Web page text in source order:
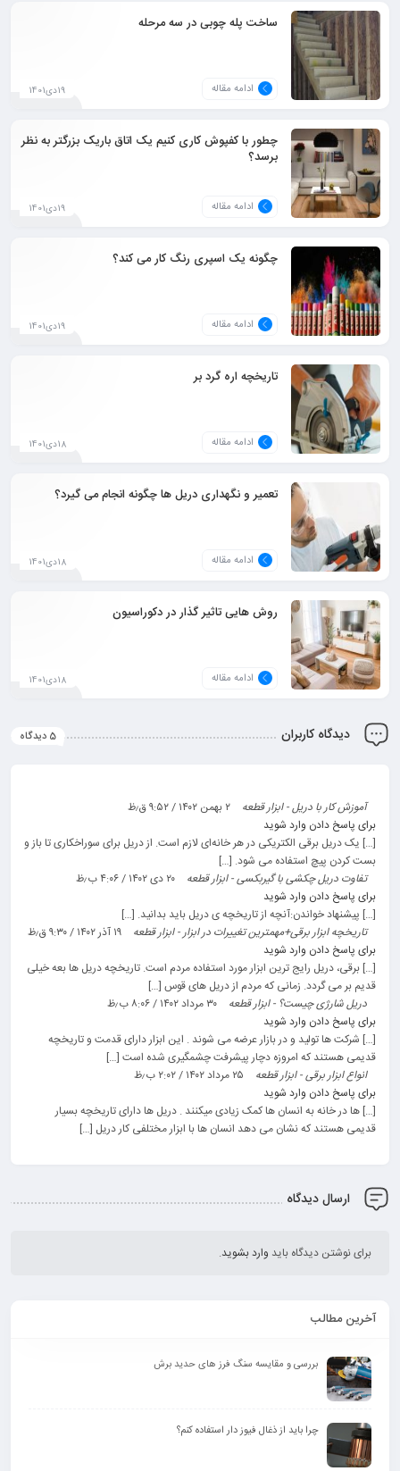
ساخت پله چوبی در سه مرحله
ادامه مقاله 19دی1401
چطور با کفپوش کاری کنیم یک اتاق باریک بزرگتر به نظر
برسد؟
ادامه مقاله 19دی1401
چگونه یک اسپری رنگ کار می کند؟
ادامه مقاله 19دی1401
تاریخچه اره گرد بر
ادامه مقاله 18دی1401
تعمیر و نگهداری دریل ها چگونه انجام می گیرد؟
ادامه مقاله 18دی1401
روش هایی تاثیر گذار در دکوراسیون
ادامه مقاله 18دی1401
دیدگاه کاربران 5 دیدگاه
آموزش کار با دریل - ابزار قطعه
۲ بهمن ۱۴۰۲ / ۹:۵۲ ق٫ظ
برای پاسخ دادن وارد شوید
[…] یک دریل برقی الکتریکی در هر خانه‌ای لازم است. از دریل برای سوراخکاری تا باز و
بست کردن پیچ استفاده می شود. […]
تفاوت دریل چکشی با گیربکسی - ابزار قطعه
۲۰ دی ۱۴۰۲ / ۴:۰۶ ب٫ظ
برای پاسخ دادن وارد شوید
[…] پیشنهاد خواندن:آنچه از تاریخچه ی دریل باید بدانید. […]
تاریخچه ابزار برقی+مهمترین تغییرات در ابزار - ابزار قطعه
۱۹ آذر ۱۴۰۲ / ۹:۳۰ ق٫ظ
برای پاسخ دادن وارد شوید
[…] برقی، دریل رایج ترین ابزار مورد استفاده مردم است. تاریخچه دریل ها بعه خیلی
قدیم بر می گردد. زمانی که مردم از دریل های قوس […]
دریل شارژی چیست؟ - ابزار قطعه
۳۰ مرداد ۱۴۰۲ / ۸:۰۶ ب٫ظ
برای پاسخ دادن وارد شوید
[…] شرکت ها تولید و در بازار عرضه می شوند . این ابزار دارای قدمت و تاریخچه
قدیمی هستند که امروزه دچار پیشرفت چشمگیری شده است […]
انواع ابزار برقی - ابزار قطعه
۲۵ مرداد ۱۴۰۲ / ۲:۰۲ ب٫ظ
برای پاسخ دادن وارد شوید
[…] ها در خانه به انسان ها کمک زیادی میکنند . دریل ها دارای تاریخچه بسیار
قدیمی هستند که نشان می دهد انسان ها با ابزار مختلفی کار دریل […]
ارسال دیدگاه
برای نوشتن دیدگاه باید وارد بشوید.
آخرین مطالب
بررسی و مقایسه سنگ فرز های حدید برش
چرا باید از ذغال فیوز دار استفاده کنم؟